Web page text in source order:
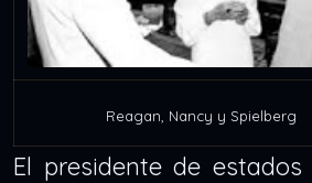
Reagan, Nancy y Spielberg
El presidente de